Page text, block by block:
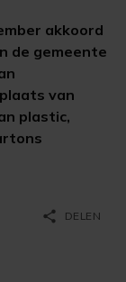
akkoord
de gemeente
van
plastic,
share DELEN